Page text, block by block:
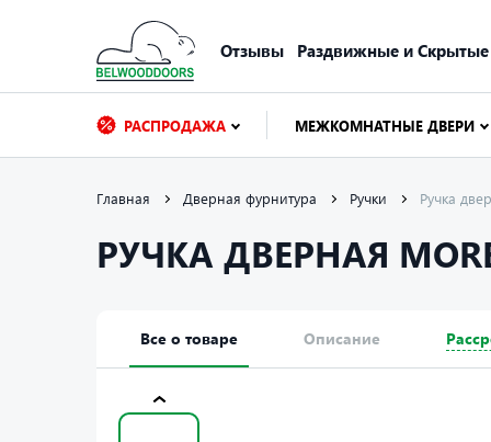
Отзывы Раздвижные и Скрытые
РАСПРОДАЖА МЕЖКОМНАТНЫЕ ДВЕРИ
Главная Дверная фурнитура Ручки Ручка
РУЧКА ДВЕРНАЯ
Все о товаре Описание